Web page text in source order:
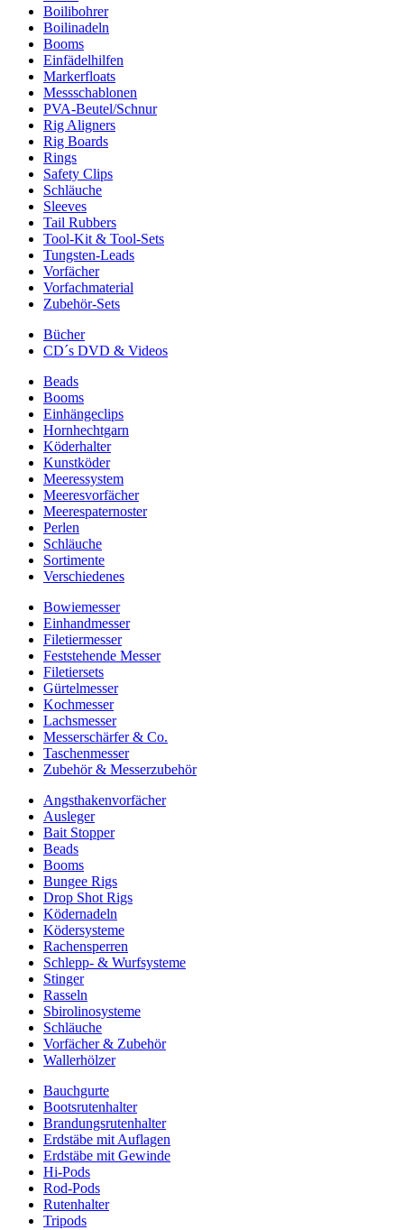
Boilibohrer
Boilinadeln
Booms
Einfädelhilfen
Markerfloats
Messschablonen
PVA-Beutel/Schnur
Rig Aligners
Rig Boards
Rings
Safety Clips
Schläuche
Sleeves
Tail Rubbers
Tool-Kit & Tool-Sets
Tungsten-Leads
Vorfächer
Vorfachmaterial
Zubehör-Sets
Bücher
CD´s DVD & Videos
Beads
Booms
Einhängeclips
Hornhechtgarn
Köderhalter
Kunstköder
Meeressystem
Meeresvorfächer
Meerespaternoster
Perlen
Schläuche
Sortimente
Verschiedenes
Bowiemesser
Einhandmesser
Filetiermesser
Feststehende Messer
Filetiersets
Gürtelmesser
Kochmesser
Lachsmesser
Messerschärfer & Co.
Taschenmesser
Zubehör & Messerzubehör
Angsthakenvorfächer
Ausleger
Bait Stopper
Beads
Booms
Bungee Rigs
Drop Shot Rigs
Ködernadeln
Ködersysteme
Rachensperren
Schlepp- & Wurfsysteme
Stinger
Rasseln
Sbirolinosysteme
Schläuche
Vorfächer & Zubehör
Wallerhölzer
Bauchgurte
Bootsrutenhalter
Brandungsrutenhalter
Erdstäbe mit Auflagen
Erdstäbe mit Gewinde
Hi-Pods
Rod-Pods
Rutenhalter
Tripods